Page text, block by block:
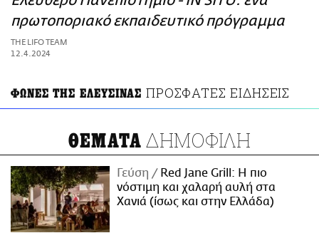
ΑΜΠΑ
PRINT
πρωτοποριακό εκπαιδευτικό πρόγραμμα
THE LIFO TEAM
12.4.2024
ΦΩΝΕΣ ΤΗΣ ΕΛΕΥΣΙΝΑΣ ΠΡΟΣΦΑΤΕΣ ΕΙΔΗΣΕΙΣ
ΘΕΜΑΤΑ ΔΗΜΟΦΙΛΗ
Γεύση
Red Jane Grill: Η πιο
νόστιμη και χαλαρή αυλή στα
Χανιά (ίσως και στην Ελλάδα)